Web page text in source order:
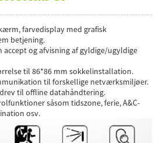
farvedisplay med grafisk
betjening.
accept og afvisning af gyldige/ugyldige
til 86*86 mm sokkelinstallation.
til forskellige netværksmiljøer.
til offline datahåndtering.
såsom tidszone, ferie, A&C-
osv.